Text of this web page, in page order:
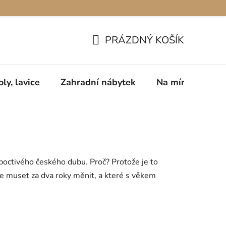
KOŠÍK
PRÁZDNÝ KOŠÍK
lavice Zahradní nábytek Na míru
českého dubu. Proč? Protože je to
za dva roky měnit, a které s věkem